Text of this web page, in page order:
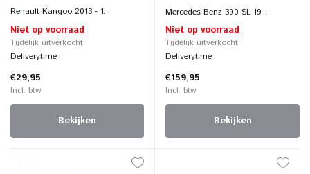
Renault Kangoo 2013 - 1...
Niet op voorraad
Tijdelijk uitverkocht
Deliverytime
€29,95
Incl. btw
Bekijken
Mercedes-Benz 300 SL 19...
Niet op voorraad
Tijdelijk uitverkocht
Deliverytime
€159,95
Incl. btw
Bekijken